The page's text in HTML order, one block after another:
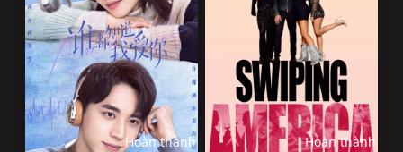
Hoàn thành
Hoàn thành